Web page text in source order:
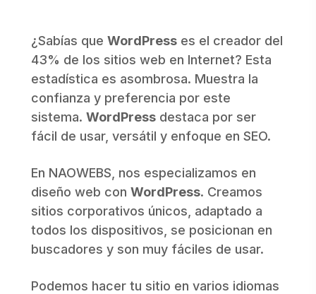
¿Sabías que WordPress es el creador del
43% de los sitios web en Internet? Esta
estadística es asombrosa. Muestra la
confianza y preferencia por este
sistema. WordPress destaca por ser
fácil de usar, versátil y enfoque en SEO.
En NAOWEBS, nos especializamos en
diseño web con WordPress. Creamos
sitios corporativos únicos, adaptado a
todos los dispositivos, se posicionan en
buscadores y son muy fáciles de usar.
Podemos hacer tu sitio en varios idiomas